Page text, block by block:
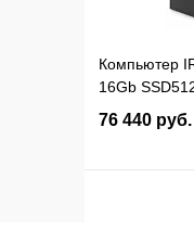
Компьютер
16Gb
Pro GbitEth
76 440 руб.